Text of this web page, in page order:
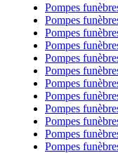
Pompes
Pompes
Pompes
Pompes
Pompes
Pompes
Pompes
Pompes
Pompes
Pompes
Pompes
Pompes